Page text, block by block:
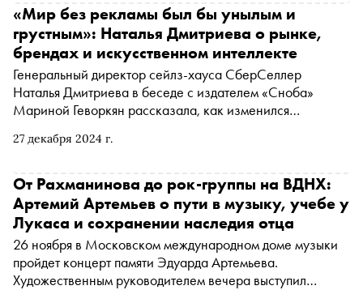
шоферах и ученых — что эти песни продолжают
волновать даже тех, кто родился спустя десятилетия
после его смерти
27 декабря 2024 г.
«Мир без рекламы был бы унылым и
грустным»: Наталья Дмитриева о рынке,
брендах и искусственном интеллекте
Генеральный директор сейлз-хауса СберСеллер
Наталья Дмитриева в беседе с издателем «Сноба»
Мариной Геворкян рассказала, как изменился
склонны к долгосрочному построению репутации, за что
начать играть по своим правилам.
От Рахманинова до рок-группы на ВДНХ:
Артемий Артемьев о пути в музыку, учебе у
Лукаса и сохранении наследия отца
26 ноября в Московском международном доме музыки
пройдет концерт памяти Эдуарда Артемьева.
Художественным руководителем вечера выступил